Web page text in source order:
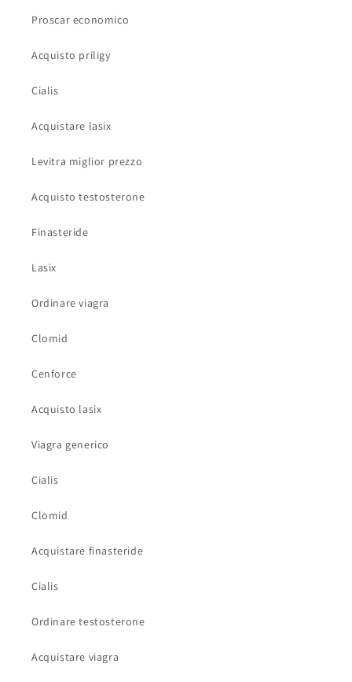
Proscar economico
Acquisto priligy
Cialis
Acquistare lasix
Levitra miglior prezzo
Acquisto testosterone
Finasteride
Lasix
Ordinare viagra
Clomid
Cenforce
Acquisto lasix
Viagra generico
Cialis
Clomid
Acquistare finasteride
Cialis
Ordinare testosterone
Acquistare viagra